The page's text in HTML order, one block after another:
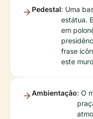
Pedestal: Uma
estátua.
em
frase
este
Ambientação: O